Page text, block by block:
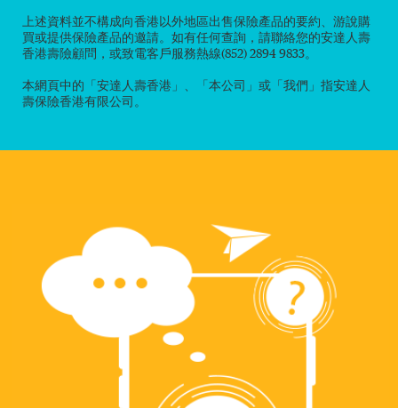
上述資料並不構成向香港以外地區出售保險產品的要約、游說購
買或提供保險產品的邀請。如有任何查詢，請聯絡您的安達人壽
香港壽險顧問，或致電客戶服務熱線(852) 2894 9833。
本網頁中的「安達人壽香港」、「本公司」或「我們」指安達人
壽保險香港有限公司。